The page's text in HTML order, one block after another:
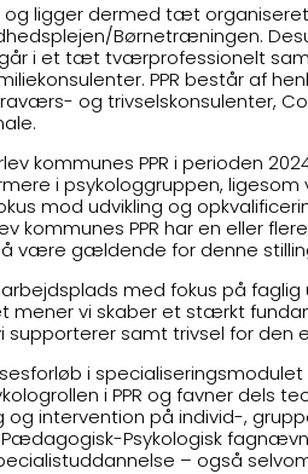
og ligger dermed tæt
Børnetræningen.
i et tæt tværprofessionelt
PPR består af
og trivselskonsulenter,
kommunes PPR i perioden
i psykologgruppen, ligesom
mod udvikling og
kommunes PPR har en eller
være gældende for denne
med fokus på
mener vi skaber et stærkt
samt trivsel for den
i specialiseringsmodulet
i PPR og favner dels
intervention på individ-,
Psykologisk
– også